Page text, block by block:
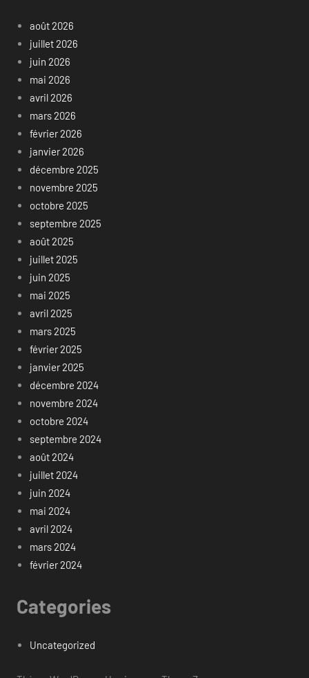
août 2026
juillet 2026
juin 2026
mai 2026
avril 2026
mars 2026
février 2026
janvier 2026
décembre 2025
novembre 2025
octobre 2025
septembre 2025
août 2025
juillet 2025
juin 2025
mai 2025
avril 2025
mars 2025
février 2025
janvier 2025
décembre 2024
novembre 2024
octobre 2024
septembre 2024
août 2024
juillet 2024
juin 2024
mai 2024
avril 2024
mars 2024
février 2024
Categories
Uncategorized